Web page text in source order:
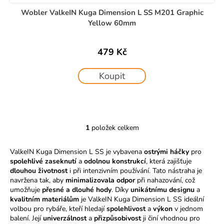
Wobler ValkeIN Kuga Dimension L SS M201 Graphic
Yellow 60mm
479 Kč
Koupit
O
l
á
d
a
c
í
p
1položek celkem
ValkeIN Kuga Dimension L SS je vybavena ostrými háčky pro
spolehlivé zaseknutí a odolnou konstrukcí, která zajišťuje
dlouhou životnosti při intenzivním používání. Tato nástraha je
navržena tak, aby minimalizovala odporpři nahazování, což
umožňuje přesné a dlouhé hody. Díky unikátnímu designu a
kvalitním materiálům je ValkeIN Kuga Dimension L SS ideální
volbou pro rybáře, kteří hledajíspolehlivosta výkon v jednom
balení. Jejíuniverzálnosta přizpůsobivostji činí vhodnou pro